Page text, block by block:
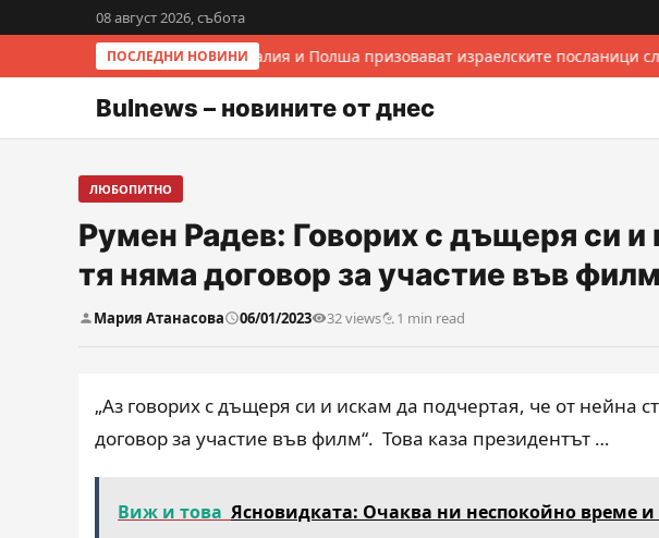
08 август 2026, събота
ПОСЛЕДНИ НОВИНИИталия и Полша призовават израелските посланици
Bulnews – новините от днес
ЛЮБОПИТНО
Румен Радев: Говорих с дъщеря си и
тя няма договор за участие във филм
Мария Атанасова 06/01/2023 32 views 1 min read
„Аз говорих с дъщеря си и искам да подчертая, че от нейна
договор за участие във филм“. Това каза президентът …
Виж и това Ясновидката: Очаква ни неспокойно време